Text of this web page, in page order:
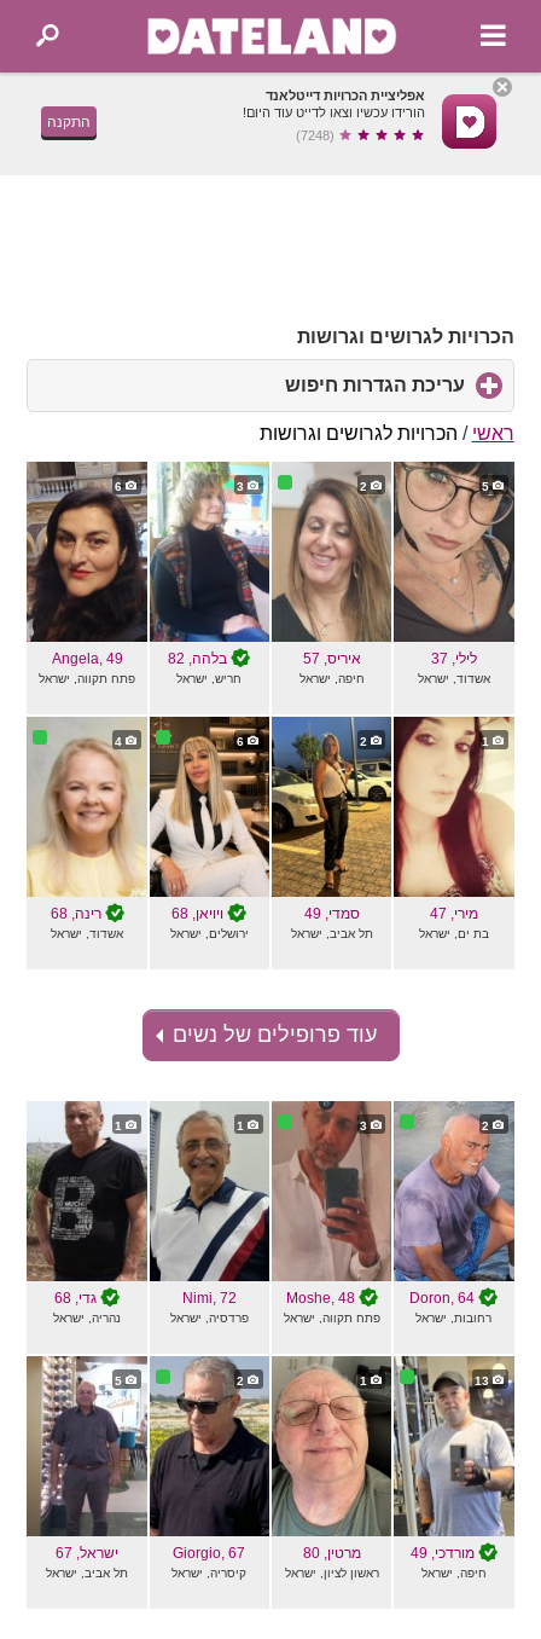
אפליציית הכרויות דייטלאנד
הורידו עכשיו וצאו לדייט עוד היום!
(7248)
התקנה
הכרויות לגרושים וגרושות
עריכת הגדרות חיפוש
to
expand
contents
ראשי / הכרויות לגרושים וגרושות
5
לילי, 37
אשדוד, ישראל
2
איריס, 57
חיפה, ישראל
3
בלהה, 82
חריש, ישראל
6
Angela, 49
פתח תקווה, ישראל
1
מירי, 47
בת ים, ישראל
2
סמדי, 49
תל אביב, ישראל
6
ויויאן, 68
ירושלים, ישראל
4
רינה, 68
אשדוד, ישראל
עוד פרופילים של נשים
2
Doron, 64
רחובות, ישראל
3
Moshe, 48
פתח תקווה, ישראל
1
Nimi, 72
פרדסיה, ישראל
1
גדי, 68
נהריה, ישראל
13
מורדכי, 49
חיפה, ישראל
1
מרטין, 80
ראשון לציון, ישראל
2
Giorgio, 67
קיסריה, ישראל
5
ישראל, 67
תל אביב, ישראל